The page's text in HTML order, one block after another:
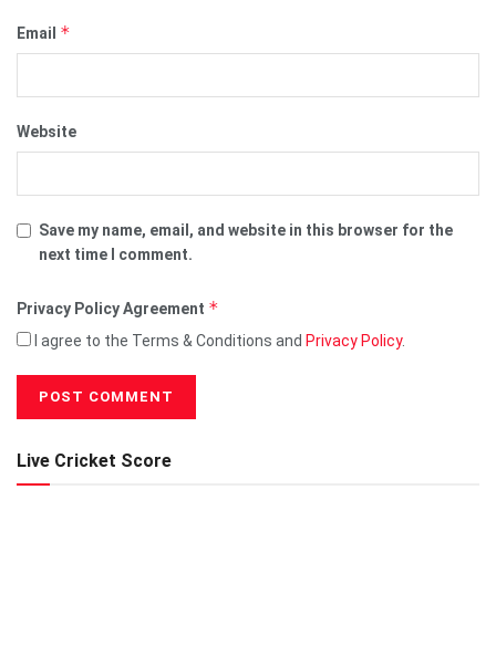
Email *
Website
Save my name, email, and website in this browser for the
next time I comment.
Privacy Policy Agreement *
I agree to the Terms & Conditions and Privacy Policy.
Live Cricket Score